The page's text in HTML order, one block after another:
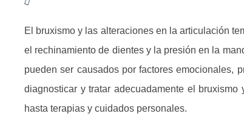
El bruxismo y las alteraciones en la articulación
el rechinamiento de dientes y la presión en la
pueden ser causados por factores emocionales,
diagnosticar y tratar adecuadamente el
hasta terapias y cuidados personales.